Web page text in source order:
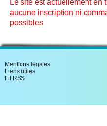
Le site est actuellement en
aucune inscription ni
possibles
Mentions légales
Liens utiles
Fil RSS